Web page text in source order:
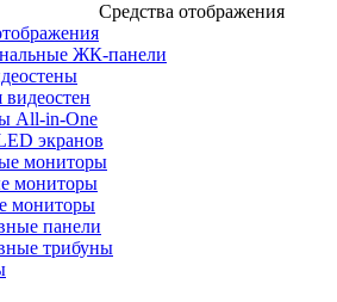
Средства отображения
ЖК-панели
All-in-One
экранов
мониторы
мониторы
мониторы
панели
трибуны